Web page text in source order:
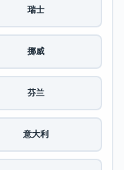
瑞士
挪威
芬兰
意大利